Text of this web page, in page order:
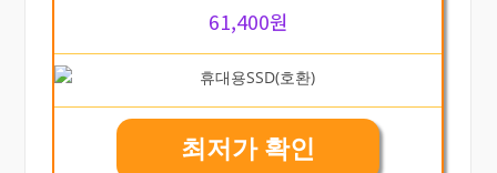
61,400원
최저가 확인